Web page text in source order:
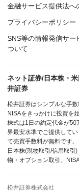
金融サービス提供法へ
プライバシーポリシー
SNS等の情報発信サー
ついて
ネット証券/日本株・
井証券
松井証券はシンプルな手
NISAをきっかけに投資を
株式は1日の約定代金が50
界最安水準でご提供して
て売買手数料が無料です。
日本株(現物取引/信用取引
物・オプション取引、
松井証券株式会社